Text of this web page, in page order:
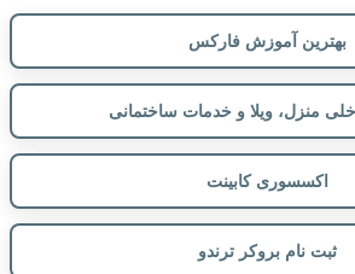
بهترین آموزش فارکس
منزل، ویلا و خدمات ساختمانی
اکسسوری کابینت
ثبت نام بروکر ترندو